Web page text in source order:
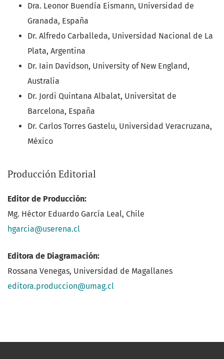
Dra. Leonor Buendía Eismann, Universidad de
Granada, España
Dr. Alfredo Carballeda, Universidad Nacional de La
Plata, Argentina
Dr. Iain Davidson, University of New England,
Australia
Dr. Jordi Quintana Albalat, Universitat de
Barcelona, España
Dr. Carlos Torres Gastelu, Universidad Veracruzana,
México
Producción Editorial
Editor de Producción:
Mg. Héctor Eduardo García Leal, Chile
hgarcia@userena.cl
Editora de Diagramación:
Rossana Venegas, Universidad de Magallanes
editora.produccion@umag.cl